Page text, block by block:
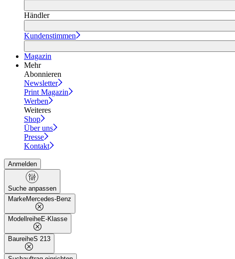
Händler
Kundenstimmen
Magazin
Mehr
Abonnieren
Newsletter
Print Magazin
Werben
Weiteres
Shop
Über uns
Presse
Kontakt
Anmelden
Suche anpassen
MarkeMercedes-Benz
ModellreiheE-Klasse
BaureiheS 213